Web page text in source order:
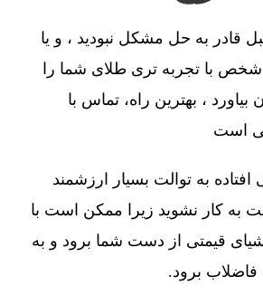
قادر به حل مشکل نبودید ، و یا
شخص با تجربه تری طلای شما را
بیاورد ، بهترین راه، تماس با
است
به توالت بسیار ارزشمند
به کار نشوید زیرا ممکن است با
قیمتی از دست شما برود و به
فاضلاب برود.